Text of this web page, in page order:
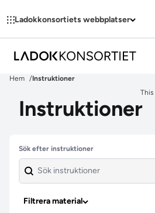
Ladokkonsortiets webbplatser
Hem
Instruktioner
This
Instruktioner
Hoppa över filter
Sök efter instruktioner
Filtrera material